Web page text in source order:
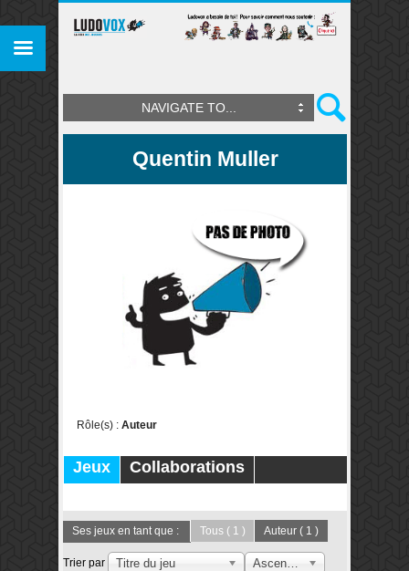
NAVIGATE TO...
Quentin Muller
Rôle(s) : Auteur
Jeux
Collaborations
Ses jeux en tant que : Tous ( 1 ) Auteur ( 1 )
Trier par Titre du jeu